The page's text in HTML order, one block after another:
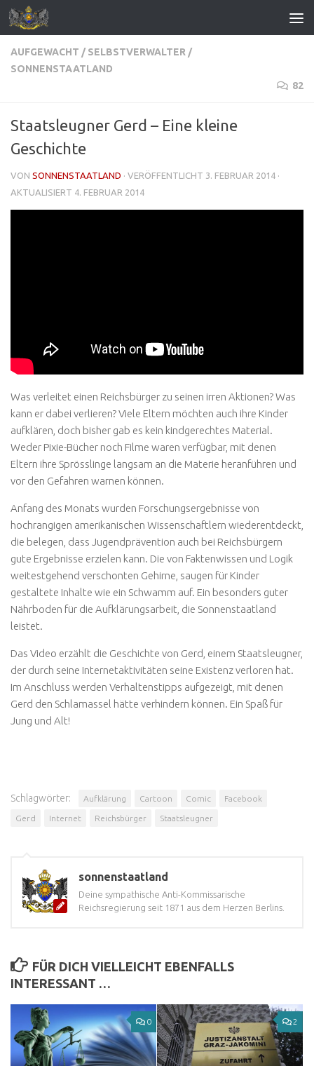
Zum Inhalt springen
AUFGEWACHT / SELBSTVERWALTER /
SONNENSTAATLAND
82
Staatsleugner Gerd – Eine kleine
Geschichte
VON SONNENSTAATLAND · VERÖFFENTLICHT 3. FEBRUAR 2014 ·
AKTUALISIERT 4. FEBRUAR 2014
Was verleitet einen Reichsbürger zu seinen irren Aktionen? Was
kann er dabei verlieren? Viele Eltern möchten auch ihre Kinder
aufklären, doch bisher gab es kein kindgerechtes Material.
Weder Pixie-Bücher noch Filme waren verfügbar, mit denen
Eltern ihre Sprösslinge langsam an die Materie heranführen und
vor den Gefahren warnen können.
Anfang des Monats wurden Forschungsergebnisse von
hochrangigen amerikanischen Wissenschaftlern wiederentdeckt,
die belegen, dass Jugendprävention auch bei Reichsbürgern
gute Ergebnisse erzielen kann. Die von Faktenwissen und Logik
weitestgehend verschonten Gehirne, saugen für Kinder
gestaltete Inhalte wie ein Schwamm auf. Ein besonders guter
Nährboden für die Aufklärungsarbeit, die Sonnenstaatland
leistet.
Das Video erzählt die Geschichte von Gerd, einem Staatsleugner,
der durch seine Internetaktivitäten seine Existenz verloren hat.
Im Anschluss werden Verhaltenstipps aufgezeigt, mit denen
Gerd den Schlamassel hätte verhindern können. Ein Spaß für
Jung und Alt!
Schlagwörter: Aufklärung Cartoon Comic Facebook
Gerd Internet Reichsbürger Staatsleugner
sonnenstaatland
Deine sympathische Anti-Kommissarische
Reichsregierung seit 1871 aus dem Herzen Berlins.
FÜR DICH VIELLEICHT EBENFALLS
INTERESSANT …
0 2